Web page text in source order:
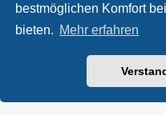
bestmöglichen Komfort
bieten. Mehr erfahren